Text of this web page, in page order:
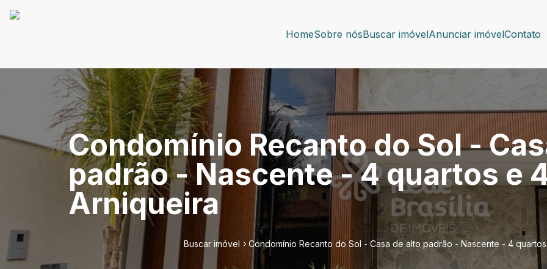
HomeSobre nósBuscar imóvelAnunciar imóvelContato
Condomínio Recanto do Sol -
padrão - Nascente - 4 quartos e
Arniqueira
Buscar imóvel Condomínio Recanto do Sol - Casa de alto padrão - Nascente - 4